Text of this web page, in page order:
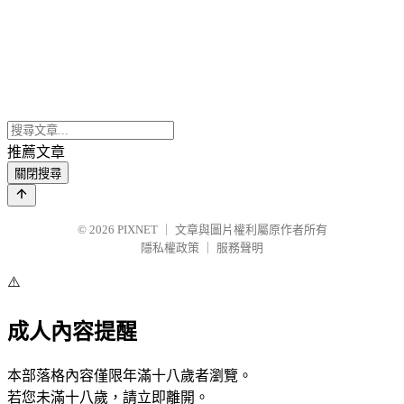
推薦文章
關閉搜尋
© 2026 PIXNET
文章與圖片權利屬原作者所有
隱私權政策
服務聲明
⚠️
成人內容提醒
本部落格內容僅限年滿十八歲者瀏覽。
若您未滿十八歲，請立即離開。